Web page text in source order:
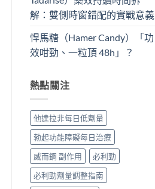
解：雙側時窗錯配的實戰意義
悍馬糖（Hamer Candy）「功
效咁勁、一粒頂 48h」？
熱點關注
他達拉非每日低劑量
勃起功能障礙每日治療
威而鋼 副作用
必利勁
必利勁劑量調整指南